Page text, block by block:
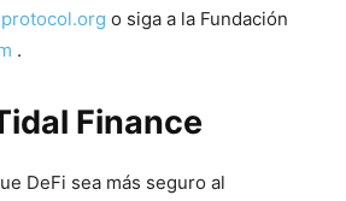
o siga a la Fundación
.
Finance
DeFi sea más seguro al